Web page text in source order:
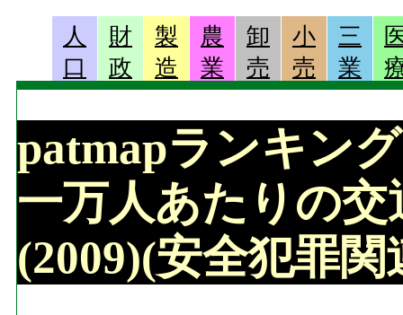
人
口
財
政
製
造
農
業
卸
売
小
売
三
業
patmapランキン
一万人あたりの
(2009)(安全犯罪